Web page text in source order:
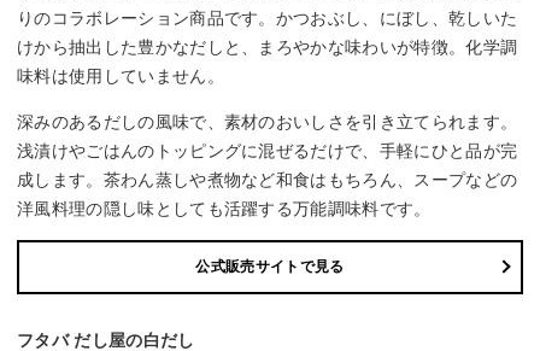
りのコラボレーション商品です。かつおぶし、にぼし、乾しいた
けから抽出した豊かなだしと、まろやかな味わいが特徴。化学調
味料は使用していません。
深みのあるだしの風味で、素材のおいしさを引き立てられます。
浅漬けやごはんのトッピングに混ぜるだけで、手軽にひと品が完
成します。茶わん蒸しや煮物など和食はもちろん、スープなどの
洋風料理の隠し味としても活躍する万能調味料です。
公式販売サイトで見る
フタバ だし屋の白だし